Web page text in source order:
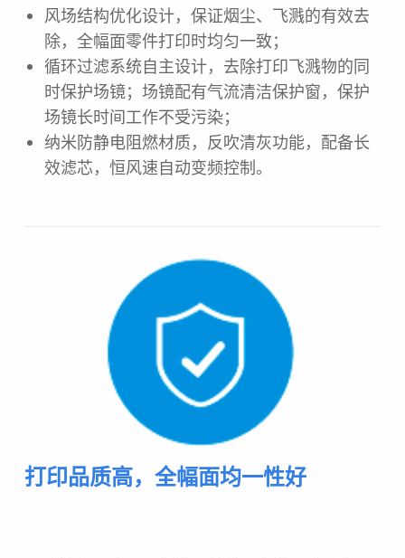
风场结构优化设计，保证烟尘、飞溅的有效去
除，全幅面零件打印时均匀一致；
循环过滤系统自主设计，去除打印飞溅物的同
时保护场镜； 场镜配有气流清洁保护窗，保护
场镜长时间工作不受污染；
纳米防静电阻燃材质，反吹清灰功能，配备长
效滤芯，恒风速自动变频控制。
打印品质高，全幅面均一性好